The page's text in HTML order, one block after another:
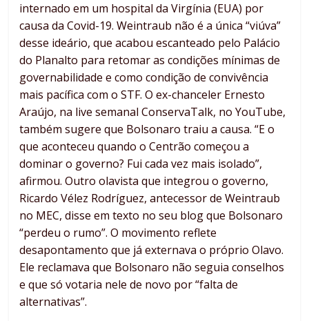
internado em um hospital da Virgínia (EUA) por
causa da Covid-19. Weintraub não é a única “viúva”
desse ideário, que acabou escanteado pelo Palácio
do Planalto para retomar as condições mínimas de
governabilidade e como condição de convivência
mais pacífica com o STF. O ex-chanceler Ernesto
Araújo, na live semanal ConservaTalk, no YouTube,
também sugere que Bolsonaro traiu a causa. “E o
que aconteceu quando o Centrão começou a
dominar o governo? Fui cada vez mais isolado”,
afirmou. Outro olavista que integrou o governo,
Ricardo Vélez Rodríguez, antecessor de Weintraub
no MEC, disse em texto no seu blog que Bolsonaro
“perdeu o rumo”. O movimento reflete
desapontamento que já externava o próprio Olavo.
Ele reclamava que Bolsonaro não seguia conselhos
e que só votaria nele de novo por “falta de
alternativas”.